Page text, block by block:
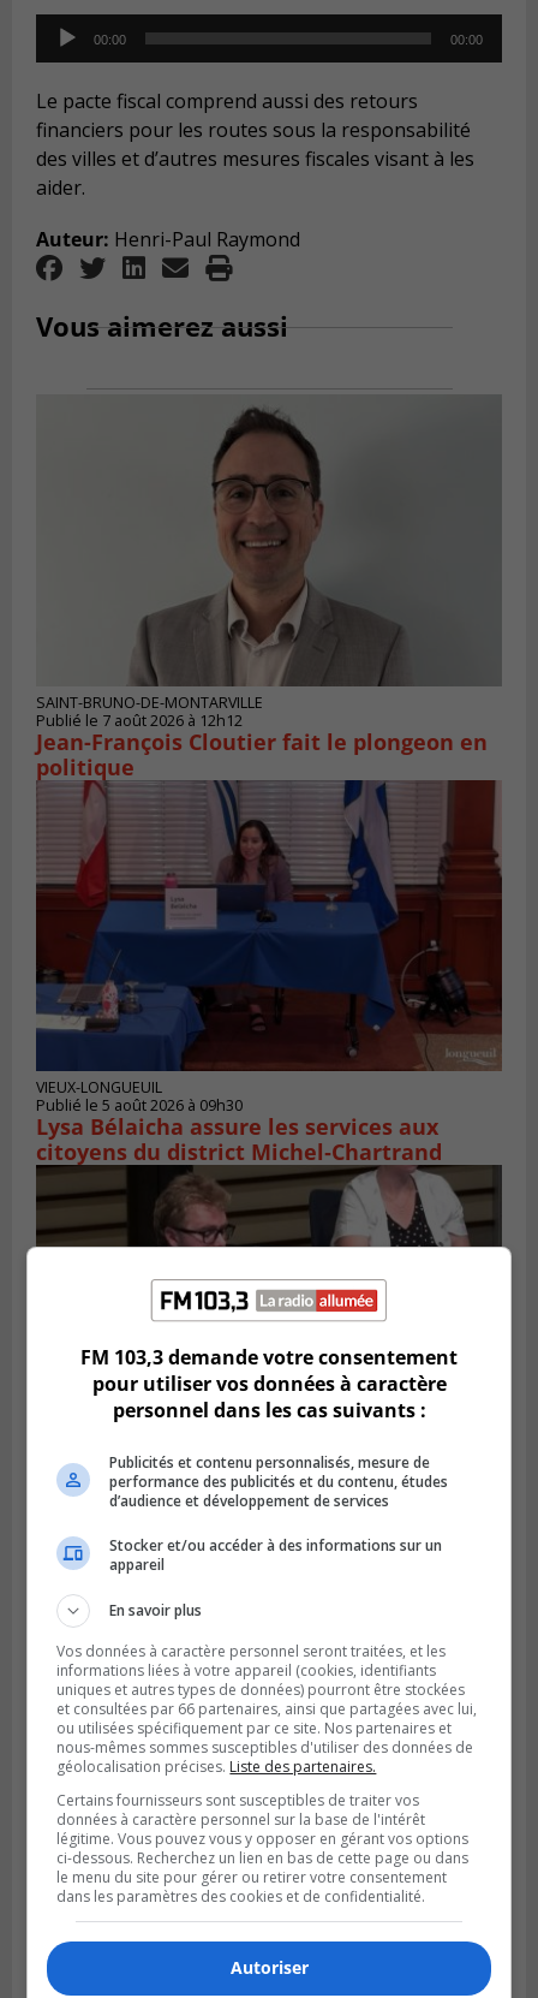
Audio
Player
00:00 00:00
Le pacte fiscal comprend aussi des retours
financiers pour les routes sous la responsabilité
des villes et d’autres mesures fiscales visant à les
aider.
Auteur: Henri-Paul Raymond
Vous aimerez aussi
SAINT-BRUNO-DE-MONTARVILLE
Publié le 7 août 2026 à 12h12
Jean-François Cloutier fait le plongeon en
politique
VIEUX-LONGUEUIL
Publié le 5 août 2026 à 09h30
Lysa Bélaicha assure les services aux
citoyens du district Michel‑Chartrand
LONGUEUIL
Publié le 4 août 2026 à 08h28
Longueuil demande de reporter une
élection partielle
VIEUX-LONGUEUIL
Publié le 3 août 2026 à 14h47
Le Livre bleu rassemble 200 curieux à
Longueuil
FM 103,3 demande votre consentement
pour utiliser vos données à caractère
personnel dans les cas suivants :
Publicités et contenu personnalisés, mesure de
performance des publicités et du contenu, études
d’audience et développement de services
Stocker et/ou accéder à des informations sur un
appareil
En savoir plus
Vos données à caractère personnel seront traitées, et les
informations liées à votre appareil (cookies, identifiants
uniques et autres types de données) pourront être stockées
et consultées par 66 partenaires, ainsi que partagées avec lui,
ou utilisées spécifiquement par ce site. Nos partenaires et
nous-mêmes sommes susceptibles d'utiliser des données de
géolocalisation précises. Liste des partenaires.
Certains fournisseurs sont susceptibles de traiter vos
données à caractère personnel sur la base de l'intérêt
légitime. Vous pouvez vous y opposer en gérant vos options
ci-dessous. Recherchez un lien en bas de cette page ou dans
le menu du site pour gérer ou retirer votre consentement
dans les paramètres des cookies et de confidentialité.
Autoriser